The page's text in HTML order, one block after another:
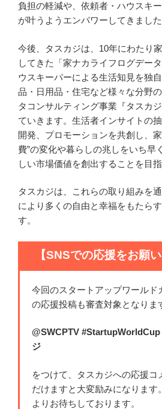
負担の軽減や、依頼者・ハウスキ
が叶うようエンパワーしてきました
今後、タスカジは、10年にわたり
してきた「家ナカライフログデー
ウスキーパーによる生活知見を独
品・日用品・住宅など様々な分野
タコンサルティング事業『タスカ
ていきます。生活者インサイトの
開発、プロモーションを共創し、
費”の変化や暮らしの兆しをいち早
しい市場価値を創出することを目指
タスカジは、これらの取り組みを
により多くの自由と幸福をもたら
す。
【SNSでの応援をお願
今回のスタートアップワールド
の応援投稿も審査対象となりま
@SWCPTV #StartupWorldCup
ジ
をつけて、タスカジへの応援コ
だけますと大変励みになります
よりお待ちしております。